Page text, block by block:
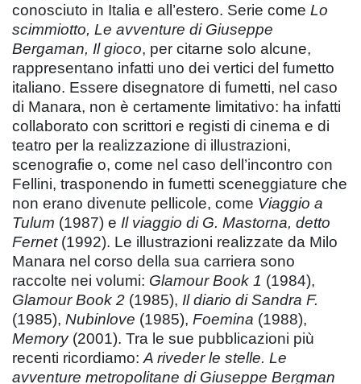
conosciuto in Italia e all’estero. Serie come Lo
scimmiotto, Le avventure di Giuseppe
Bergaman, Il gioco, per citarne solo alcune,
rappresentano infatti uno dei vertici del fumetto
italiano. Essere disegnatore di fumetti, nel caso
di Manara, non è certamente limitativo: ha infatti
collaborato con scrittori e registi di cinema e di
teatro per la realizzazione di illustrazioni,
scenografie o, come nel caso dell’incontro con
Fellini, trasponendo in fumetti sceneggiature che
non erano divenute pellicole, come Viaggio a
Tulum (1987) e Il viaggio di G. Mastorna, detto
Fernet(1992). Le illustrazioni realizzate da Milo
Manara nel corso della sua carriera sono
raccolte nei volumi: Glamour Book 1 (1984),
Glamour Book 2 (1985), Il diario di Sandra F.
(1985), Nubinlove (1985), Foemina (1988),
Memory(2001). Tra le sue pubblicazioni più
recenti ricordiamo: A riveder le stelle. Le
avventure metropolitane di Giuseppe Bergman